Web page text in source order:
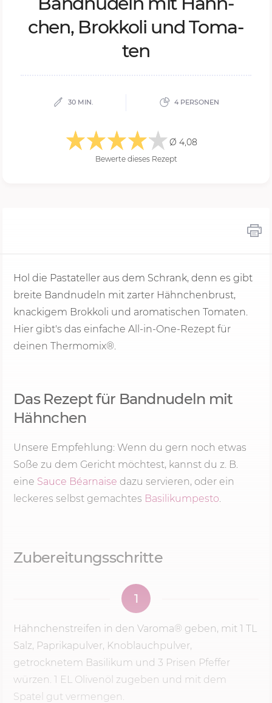
chen, Brok­ko­li und To­ma­
ten
30 MIN. 4 PERSONEN
Ø 4,08
Bewerte dieses Rezept
Hol die Pastateller aus dem Schrank, denn es gibt
breite Bandnudeln mit zarter Hähnchenbrust,
knackigem Brokkoli und aromatischen Tomaten.
Hier gibt's das einfache All-in-One-Rezept für
deinen Thermomix®.
Das Rezept für Bandnudeln mit
Hähnchen
Unsere Empfehlung: Wenn du gern noch etwas
Soße zu dem Gericht möchtest, kannst du z. B.
eine Sauce Béarnaise dazu servieren, oder ein
leckeres selbst gemachtes Basilikumpesto
Zubereitungsschritte
1
Hähnchenstreifen in den Varoma® geben, mit 1 TL
Salz, Paprikapulver, Knoblauchpulver,
getrocknetem Basilikum und 3 Prisen Pfeffer
würzen. 1 EL Olivenöl zugeben und mit dem
Spatel gut vermengen.